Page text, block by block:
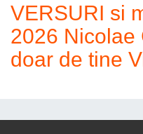
VERSURI si
2026 Nicolae
doar de tine